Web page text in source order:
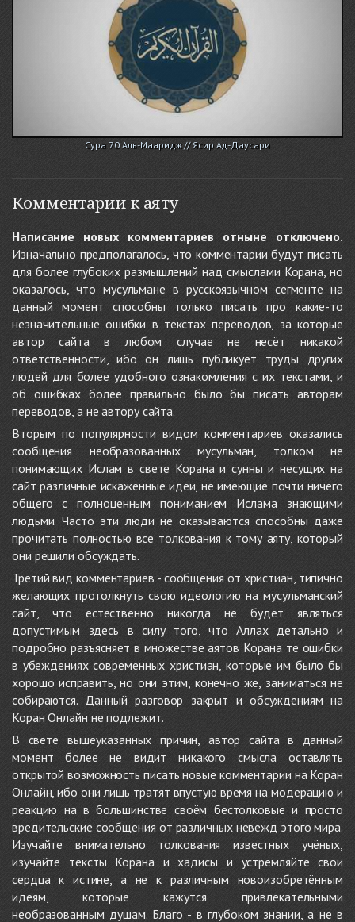
Сура 70 Аль-Мааридж // Ясир Ад-Даусари
Комментарии к аяту
Написание новых комментариев отныне отключено.
Изначально предполагалось, что комментарии будут писать
для более глубоких размышлений над смыслами Корана, но
оказалось, что мусульмане в русскоязычном сегменте на
данный момент способны только писать про какие-то
незначительные ошибки в текстах переводов, за которые
автор сайта в любом случае не несёт никакой
ответственности, ибо он лишь публикует труды других
людей для более удобного ознакомления с их текстами, и
об ошибках более правильно было бы писать авторам
переводов, а не автору сайта.
Вторым по популярности видом комментариев оказались
сообщения необразованных мусульман, толком не
понимающих Ислам в свете Корана и сунны и несущих на
сайт различные искажённые идеи, не имеющие почти ничего
общего с полноценным пониманием Ислама знающими
людьми. Часто эти люди не оказываются способны даже
прочитать полностью все толкования к тому аяту, который
они решили обсуждать.
Третий вид комментариев - сообщения от христиан, типично
желающих протолкнуть свою идеологию на мусульманский
сайт, что естественно никогда не будет являться
допустимым здесь в силу того, что Аллах детально и
подробно разъясняет в множестве аятов Корана те ошибки
в убеждениях современных христиан, которые им было бы
хорошо исправить, но они этим, конечно же, заниматься не
собираются. Данный разговор закрыт и обсуждениям на
Коран Онлайн не подлежит.
В свете вышеуказанных причин, автор сайта в данный
момент более не видит никакого смысла оставлять
открытой возможность писать новые комментарии на Коран
Онлайн, ибо они лишь тратят впустую время на модерацию и
реакцию на в большинстве своём бестолковые и просто
вредительские сообщения от различных невежд этого мира.
Изучайте внимательно толкования известных учёных,
изучайте тексты Корана и хадисы и устремляйте свои
сердца к истине, а не к различным новоизобретённым
идеям, которые кажутся привлекательными
необразованным душам. Благо - в глубоком знании, а не в